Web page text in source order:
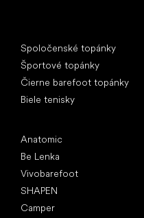
Spoločenské topánky
Športové topánky
Čierne barefoot topánky
Biele tenisky
Anatomic
Be Lenka
Vivobarefoot
SHAPEN
Camper